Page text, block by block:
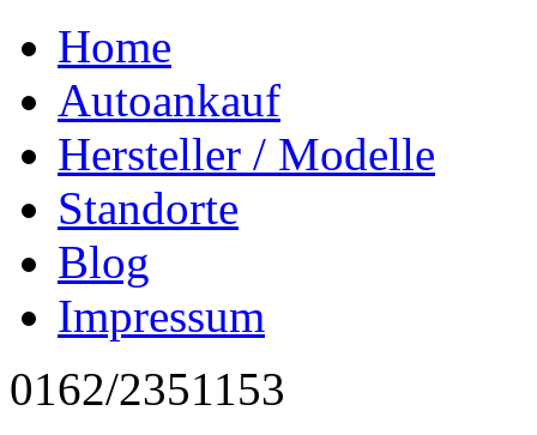
Home
Autoankauf
Hersteller / Modelle
Standorte
Blog
Impressum
0162/2351153